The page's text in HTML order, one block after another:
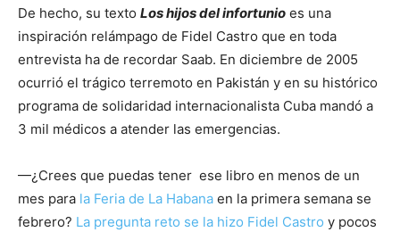
De hecho, su texto Los hijos del infortunio es una
inspiración relámpago de Fidel Castro que en toda
entrevista ha de recordar Saab. En diciembre de 2005
ocurrió el trágico terremoto en Pakistán y en su histórico
programa de solidaridad internacionalista Cuba mandó a
3 mil médicos a atender las emergencias.
—¿Crees que puedas tener ese libro en menos de un
mes para la Feria de La Habana en la primera semana se
febrero? La pregunta reto se la hizo Fidel Castro y pocos